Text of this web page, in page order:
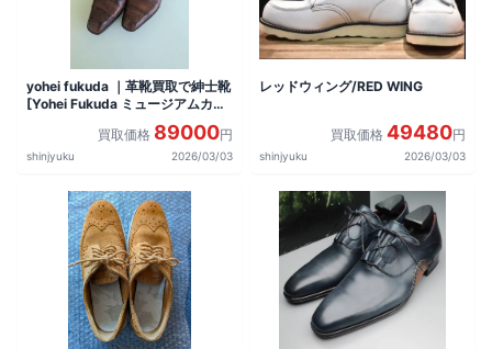
yohei fukuda ｜革靴買取で紳士靴
[Yohei Fukuda ミュージアムカー
買取価格 89000円
shinjyuku 2026/03/03
レッドウィング/RED WING
買取価格 49480円
shinjyuku 2026/03/03